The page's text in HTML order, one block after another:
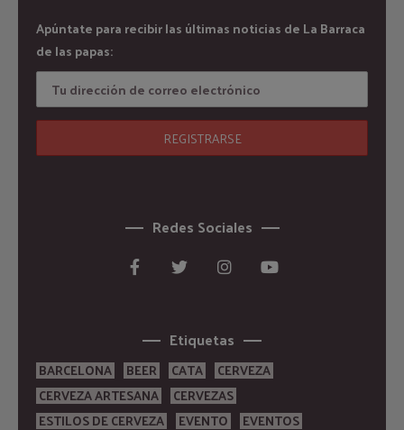
Apúntate para recibir las últimas noticias de La Barraca
de las papas:
Redes Sociales
Etiquetas
BARCELONA BEER CATA
CERVEZA
CERVEZA ARTESANA
CERVEZAS
ESTILOS DE CERVEZA
EVENTO EVENTOS